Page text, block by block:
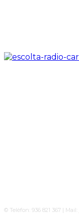
© Telèfon: 936 821 367 | Mail: